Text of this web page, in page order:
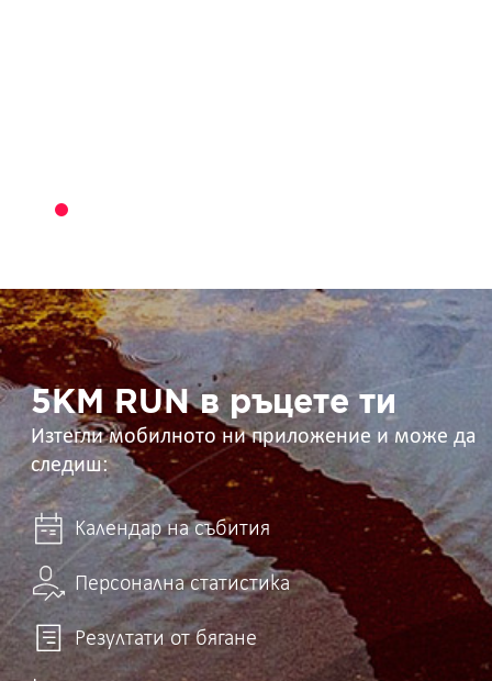
5KM
RUN
в
ръцете
ти 5KM RUN в ръцете ти
Изтегли мобилното ни приложение и може да
следиш:
Календар на събития
Персонална статистика
Резултати от бягане